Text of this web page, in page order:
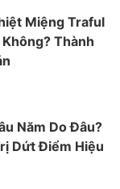
Miệng Traful
Thành
Năm Do Đâu?
Dứt Điểm Hiệu